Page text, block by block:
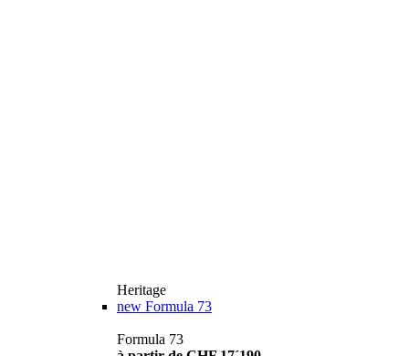
Heritage
new Formula 73
Formula 73